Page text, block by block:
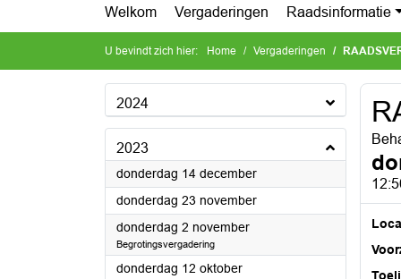
Welkom Vergaderingen Raadsinformatie
U bevindt zich hier: Home Vergaderingen
2024
2023
donderdag 14 december2023
donderdag 23 november2023
donderdag 2 november2023
Begrotingsvergadering
donderdag 12 oktober2023